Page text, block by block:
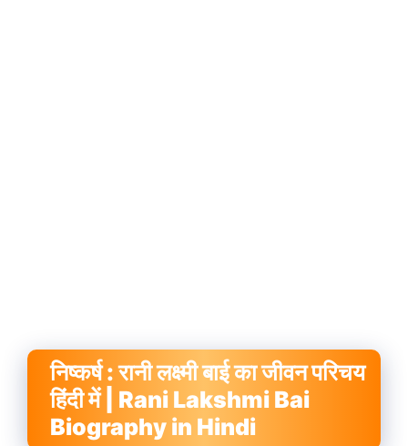
निष्कर्ष : रानी लक्ष्मी बाई का जीवन परिचय
हिंदी में | Rani Lakshmi Bai
Biography in Hindi